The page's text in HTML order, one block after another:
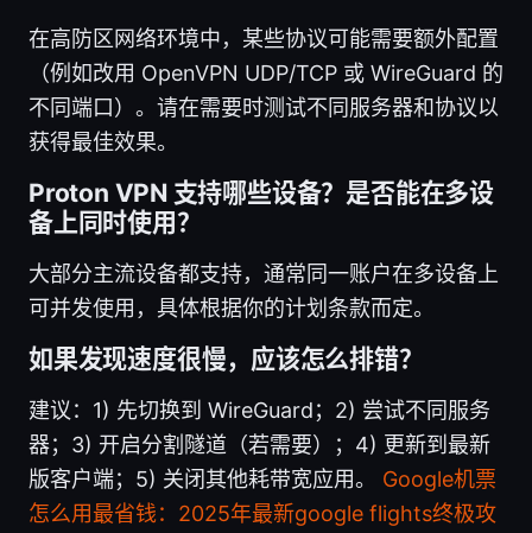
在高防区网络环境中，某些协议可能需要额外配置
（例如改用 OpenVPN UDP/TCP 或 WireGuard 的
不同端口）。请在需要时测试不同服务器和协议以
获得最佳效果。
Proton VPN 支持哪些设备？是否能在多设
备上同时使用？
大部分主流设备都支持，通常同一账户在多设备上
可并发使用，具体根据你的计划条款而定。
如果发现速度很慢，应该怎么排错？
建议：1) 先切换到 WireGuard；2) 尝试不同服务
器；3) 开启分割隧道（若需要）；4) 更新到最新
版客户端；5) 关闭其他耗带宽应用。 Google机票
怎么用最省钱：2025年最新google flights终极攻